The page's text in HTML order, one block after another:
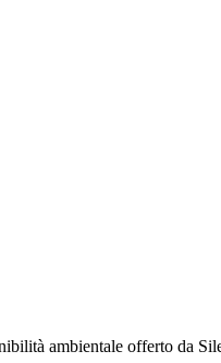
ambientale offerto da